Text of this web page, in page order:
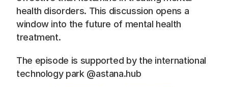
Events
Experts
📞 Спросить менеджера
health disorders. This discussion opens a
window into the future of mental health
treatment.
The episode is supported by the international
technology park @astana.hub